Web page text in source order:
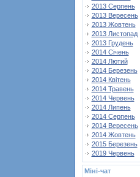
2013 Серпень
2013 Вересень
2013 Жовтень
2013 Листопад
2013 Грудень
2014 Січень
2014 Лютий
2014 Березень
2014 Квітень
2014 Травень
2014 Червень
2014 Липень
2014 Серпень
2014 Вересень
2014 Жовтень
2015 Березень
2019 Червень
Міні-чат